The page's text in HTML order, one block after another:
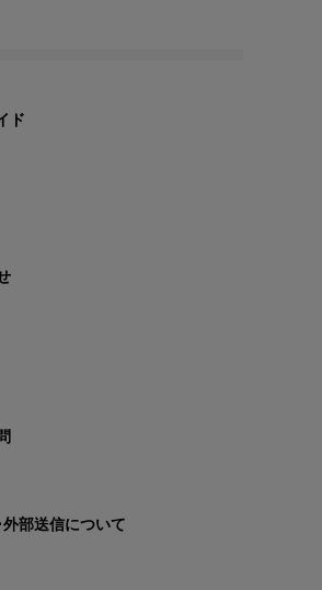
ド
部送信について